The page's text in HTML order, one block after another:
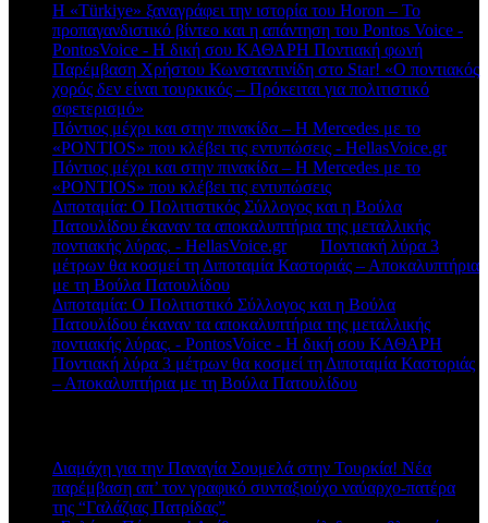
Η «Türkiye» ξαναγράφει την ιστορία του Horon – Το
προπαγανδιστικό βίντεο και η απάντηση του Pontos Voice -
PontosVoice - H δική σου ΚΑΘΑΡΗ Ποντιακή φωνή
Παρέμβαση Χρήστου Κωνσταντινίδη στο Star! «Ο ποντιακός
χορός δεν είναι τουρκικός – Πρόκειται για πολιτιστικό
σφετερισμό»
Πόντιος μέχρι και στην πινακίδα – Η Mercedes με το
«PONTIOS» που κλέβει τις εντυπώσεις - HellasVoice.grστο
Πόντιος μέχρι και στην πινακίδα – Η Mercedes με το
«PONTIOS» που κλέβει τις εντυπώσεις
Διποταμία: Ο Πολιτιστικός Σύλλογος και η Βούλα
Πατουλίδου έκαναν τα αποκαλυπτήρια της μεταλλικής
ποντιακής λύρας. - HellasVoice.grστο Ποντιακή λύρα 3
μέτρων θα κοσμεί τη Διποταμία Καστοριάς – Αποκαλυπτήρια
με τη Βούλα Πατουλίδου
Διποταμία: Ο Πολιτιστικό Σύλλογος και η Βούλα
Πατουλίδου έκαναν τα αποκαλυπτήρια της μεταλλικής
ποντιακής λύρας. - PontosVoice - H δική σου ΚΑΘΑΡΗ
Ποντιακή λύρα 3 μέτρων θα κοσμεί τη Διποταμία Καστοριάς
– Αποκαλυπτήρια με τη Βούλα Πατουλίδου
Διαμάχη για την Παναγία Σουμελά στην Τουρκία! Νέα
παρέμβαση απ’ τον γραφικό συνταξιούχο ναύαρχο-πατέρα
της “Γαλάζιας Πατρίδας”